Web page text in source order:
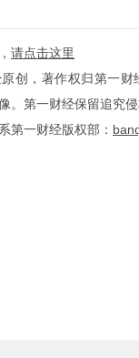
请点击这里
创，著作权归第一
。第一财经保留追究侵
第一财经版权部：